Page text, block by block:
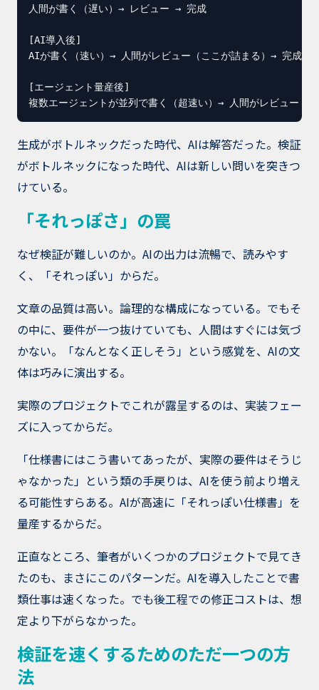
人間が書く（遅い）→ レビュー → 完成
[AI導入後]
AIが書く（速い）→ 人間がレビュー（ここが詰まる）→ 完成
[エージェント量産後]
複数エージェントが並列で書く（超速い）→ 人間がレビュー（
生成がボトルネックだった時代、AIは解答だった。検証
がボトルネックになった時代、AIは新しい問いを突きつ
けている。
「それっぽさ」の罠
なぜ検証が難しいのか。AIの出力は流暢で、読みやす
く、「それっぽい」からだ。
文章の品質は高い。論理的な構成になっている。でもそ
の中に、要件が一つ抜けていても、人間はすぐには気づ
かない。「なんとなく正しそう」という感覚を、AIの文
体は巧みに演出する。
実際のプロジェクトでこれが露呈するのは、実装フェー
ズに入ってからだ。
「仕様書にはこう書いてあったが、実際の要件はそうじ
ゃなかった」という類の手戻りは、AIを使う前より増え
る可能性すらある。AIが高速に「それっぽい仕様書」を
量産するからだ。
正直なところ、筆者がいくつかのプロジェクトで見てき
たのも、まさにこのパターンだ。AIを導入したことで書
類仕事は速くなった。でも後工程での修正コストは、想
定より下がらなかった。
検証を速くするためのただ一つの方
法